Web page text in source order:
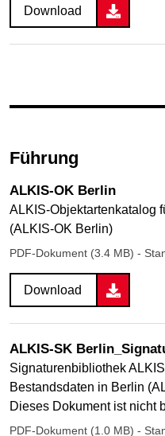
Download
Führung
ALKIS-OK Berlin
ALKIS-Objektartenkatalog
(ALKIS-OK Berlin)
PDF-Dokument (3.4 MB) -
Download
ALKIS-SK
Signaturenbibliothek
Bestandsdaten in Berlin
Dieses Dokument ist nicht
PDF-Dokument (1.0 MB) -